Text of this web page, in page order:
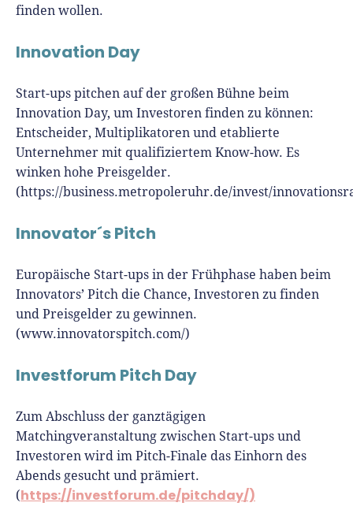
finden wollen.
Innovation Day
Start-ups pitchen auf der großen Bühne beim
Innovation Day, um Investoren finden zu können:
Entscheider, Multiplikatoren und etablierte
Unternehmer mit qualifiziertem Know-how. Es
winken hohe Preisgelder.
(https://business.metropoleruhr.de/invest/
Innovator´s Pitch
Europäische Start-ups in der Frühphase haben beim
Innovators’ Pitch die Chance, Investoren zu finden
und Preisgelder zu gewinnen.
(www.innovatorspitch.com/)
Investforum Pitch Day
Zum Abschluss der ganztägigen
Matchingveranstaltung zwischen Start-ups und
Investoren wird im Pitch-Finale das Einhorn des
Abends gesucht und prämiert.
(https://investforum.de/pitchday/)